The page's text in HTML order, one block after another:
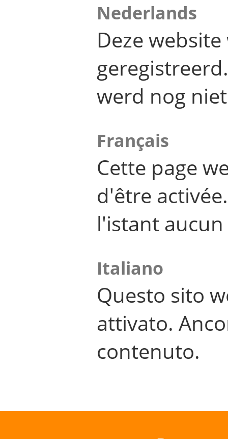
Nederlands
Deze
werd nog
Français
Cette page
d'être
l'istant
Italiano
Questo sito
attivato.
contenuto.